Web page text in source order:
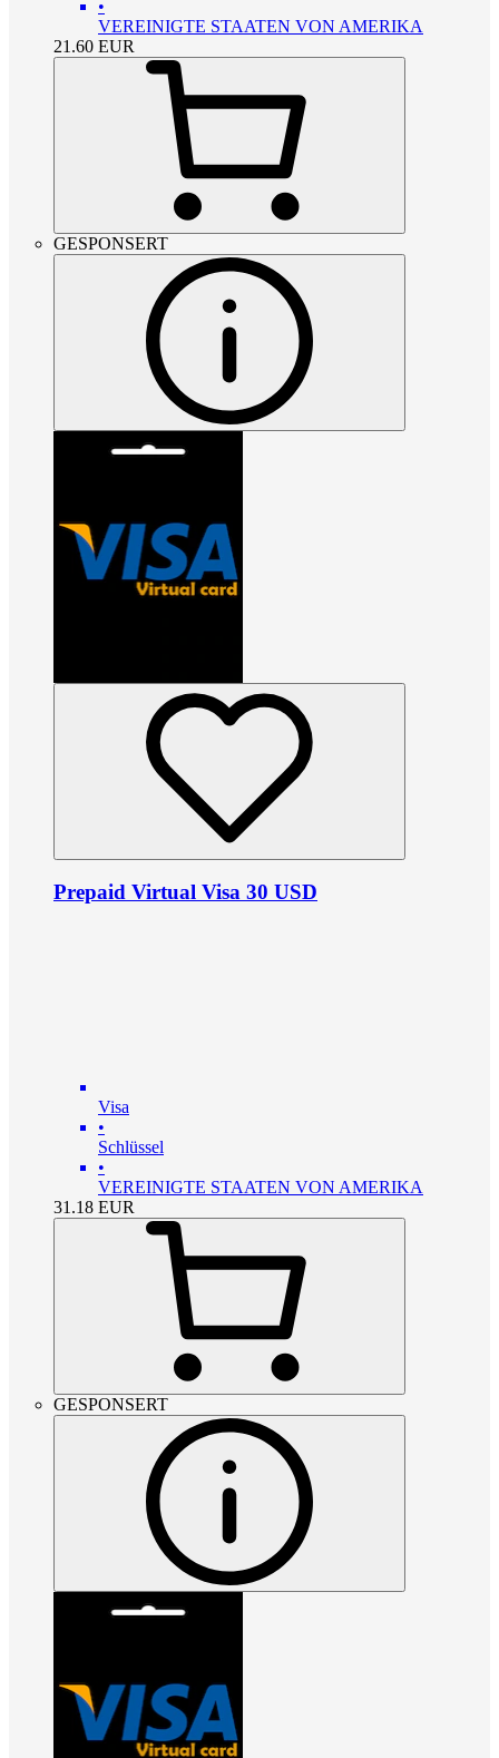
•
VEREINIGTE STAATEN VON AMERIKA
21.60 EUR
GESPONSERT
Prepaid Virtual Visa 30 USD
Visa
•
Schlüssel
•
VEREINIGTE STAATEN VON AMERIKA
31.18 EUR
GESPONSERT